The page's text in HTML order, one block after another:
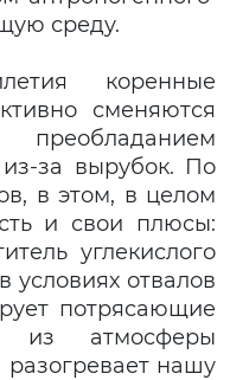
среду.
коренные
сменяются
за вырубок. По
в этом, в целом
и свои плюсы:
углекислого
отвалов
потрясающие
из атмосферы
нашу